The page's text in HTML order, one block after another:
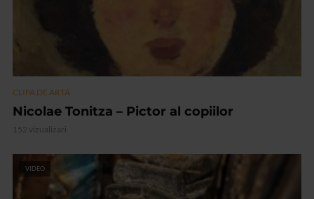
CLIPA DE ARTA
Nicolae Tonitza – Pictor al copiilor
152 vizualizari
VIDEO